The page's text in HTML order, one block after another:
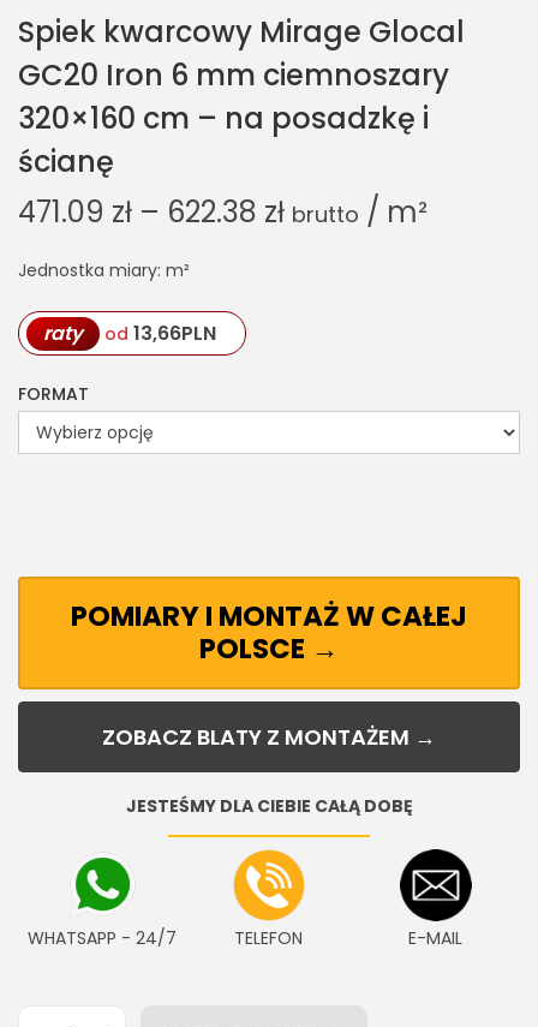
Spiek kwarcowy Mirage Glocal
GC20 Iron 6 mm ciemnoszary
320×160 cm – na posadzkę i
ścianę
471.09 zł – 622.38 zł brutto / m²
Jednostka miary: m²
raty od 13,66PLN
FORMAT
POMIARY I MONTAŻ W CAŁEJ
POLSCE →
ZOBACZ BLATY Z MONTAŻEM →
JESTEŚMY DLA CIEBIE CAŁĄ DOBĘ
WHATSAPP - 24/7 TELEFON E-MAIL